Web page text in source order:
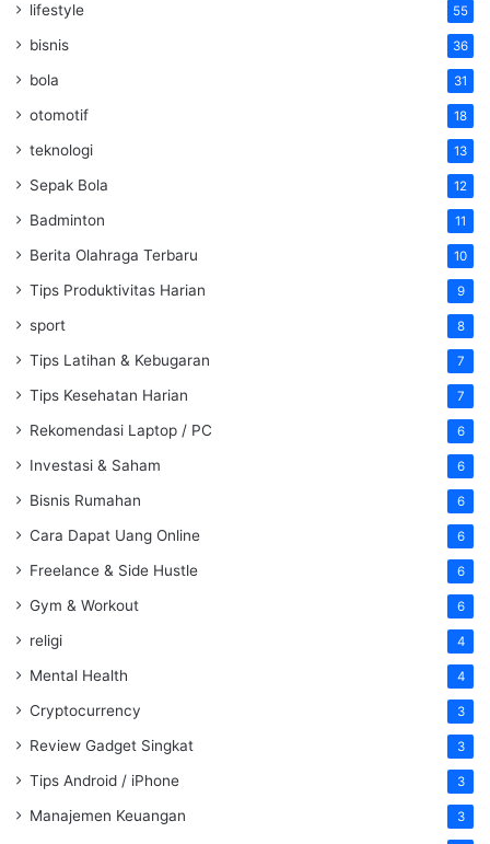
lifestyle 55
bisnis 36
bola 31
otomotif 18
teknologi 13
Sepak Bola 12
Badminton 11
Berita Olahraga Terbaru 10
Tips Produktivitas Harian 9
sport 8
Tips Latihan & Kebugaran 7
Tips Kesehatan Harian 7
Rekomendasi Laptop / PC 6
Investasi & Saham 6
Bisnis Rumahan 6
Cara Dapat Uang Online 6
Freelance & Side Hustle 6
Gym & Workout 6
religi 4
Mental Health 4
Cryptocurrency 3
Review Gadget Singkat 3
Tips Android / iPhone 3
Manajemen Keuangan 3